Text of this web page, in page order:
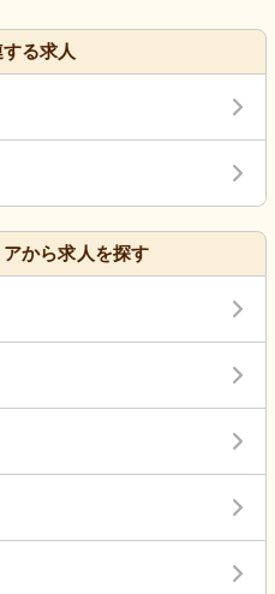
する求人
から求人を探す